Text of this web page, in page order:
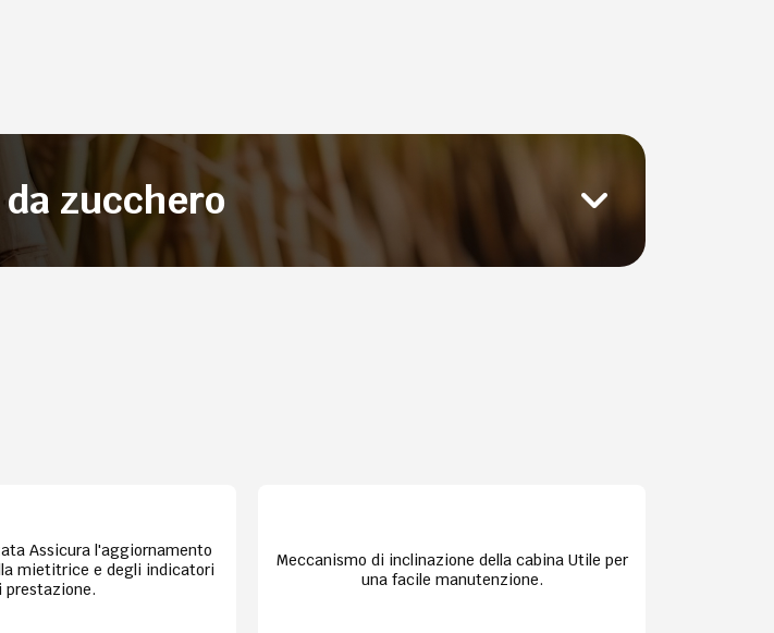
zucchero
Assicura l'aggiornamento
mietitrice e degli indicatori
prestazione.
Meccanismo di inclinazione della cabina Utile per
una facile manutenzione.